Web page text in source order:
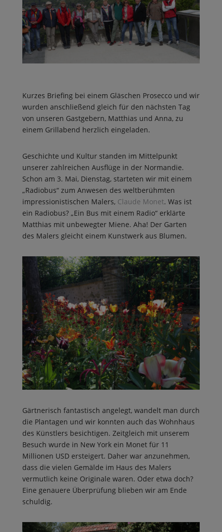
Kurzes Briefing bei einem Gläschen Prosecco und wir
wurden anschließend gleich für den nächsten Tag
von unseren Gastgebern, Matthias und Anna, zu
einem Grillabend herzlich eingeladen.
Geschichte und Kultur standen im Mittelpunkt
unserer zahlreichen Ausflüge in der Normandie.
Schon am 3. Mai, Dienstag, starteten wir mit einem
„Radiobus“ zum Anwesen des weltberühmten
impressionistischen Malers, Claude Monet. Was ist
ein Radiobus? „Ein Bus mit einem Radio“ erklärte
Matthias mit unbewegter Miene. Aha! Der Garten
des Malers gleicht einem Kunstwerk aus Blumen.
Gärtnerisch fantastisch angelegt, wandelt man durch
die Plantagen und wir konnten auch das Wohnhaus
des Künstlers besichtigen. Zeitgleich mit unserem
Besuch wurde in New York ein Monet für 11
Millionen USD ersteigert. Daher war anzunehmen,
dass die vielen Gemälde im Haus des Malers
vermutlich keine Originale waren. Oder etwa doch?
Eine genauere Überprüfung blieben wir am Ende
schuldig.